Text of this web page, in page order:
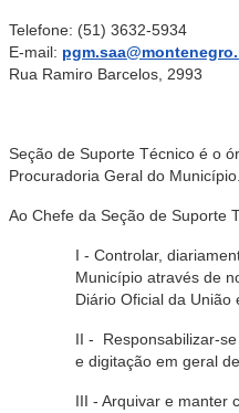
Telefone: (51) 3632-5934
E-mail:
Rua Ramiro Barcelos, 2993
Seção de Suporte Técnico é o
Procuradoria Geral do Município.
Ao Chefe da Seção de Suporte
I - Controlar,
Município através de
Diário Oficial da União
II - Responsabilizar-
e digitação em geral
III - Arquivar e manter